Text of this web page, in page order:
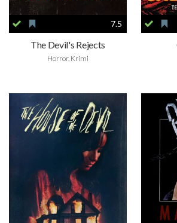
7.5
The Devil's Rejects
Horror, Krimi